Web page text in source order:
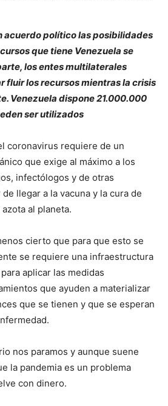
acuerdo político las posibilidades
que tiene Venezuela se
los entes multilaterales
fluir los recursos mientras la crisis
Venezuela dispone 21.000.000
ser utilizados
coronavirus requiere de un
que exige al máximo a los
infectólogos y de otras
llegar a la vacuna y la cura de
al planeta.
cierto que para que esto se
se requiere una infraestructura
aplicar las medidas
que ayuden a materializar
que se tienen y que se esperan
nos paramos y aunque suene
la pandemia es un problema
con dinero.